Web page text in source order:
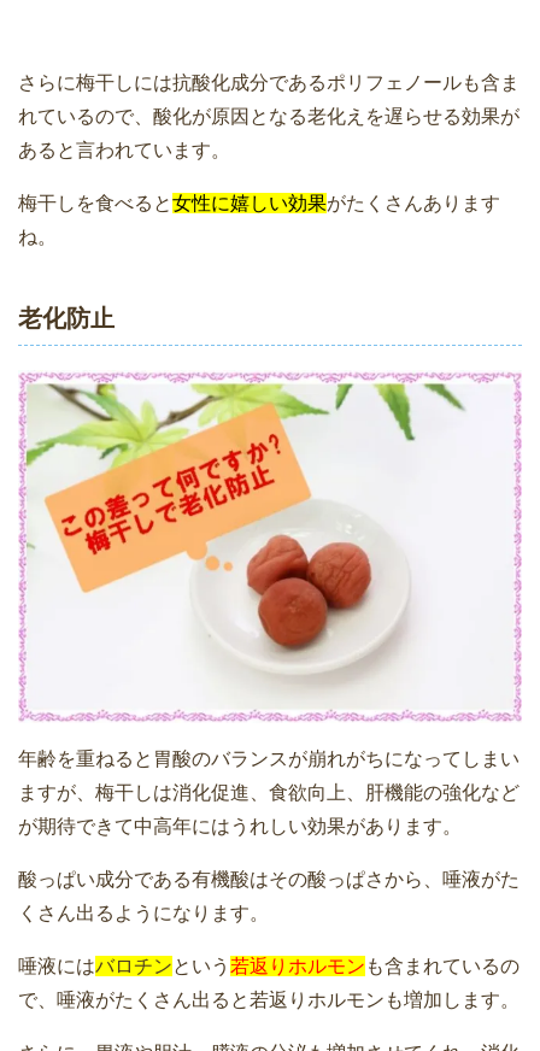
さらに梅干しには抗酸化成分であるポリフェノールも含ま
れているので、酸化が原因となる老化えを遅らせる効果が
あると言われています。
梅干しを食べると女性に嬉しい効果がたくさんあります
ね。
老化防止
年齢を重ねると胃酸のバランスが崩れがちになってしまい
ますが、梅干しは消化促進、食欲向上、肝機能の強化など
が期待できて中高年にはうれしい効果があります。
酸っぱい成分である有機酸はその酸っぱさから、唾液がた
くさん出るようになります。
唾液にはバロチンという 若返りホルモン も含まれているの
で、唾液がたくさん出ると若返りホルモンも増加します。